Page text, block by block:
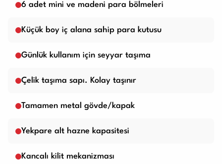
6 adet mini ve madeni para bölmeleri
Küçük boy iç alana sahip para kutusu
Günlük kullanım için seyyar taşıma
Çelik taşıma sapı. Kolay taşınır
Tamamen metal gövde/kapak
Yekpare alt hazne kapasitesi
Kancalı kilit mekanizması